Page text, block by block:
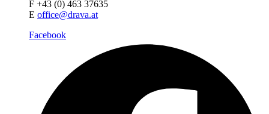
F +43 (0) 463 37635
E office@drava.at
Facebook